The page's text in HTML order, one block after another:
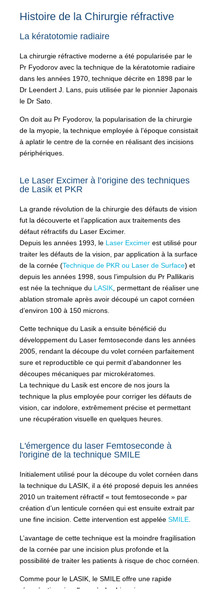
Histoire de la Chirurgie réfractive
La kératotomie radiaire
La chirurgie réfractive moderne a été popularisée par le
Pr Fyodorov avec la technique de la kératotomie radiaire
dans les années 1970, technique décrite en 1898 par le
Dr Leendert J. Lans, puis utilisée par le pionnier Japonais
le Dr Sato.
On doit au Pr Fyodorov, la popularisation de la chirurgie
de la myopie, la technique employée à l’époque consistait
à aplatir le centre de la cornée en réalisant des incisions
périphériques.
Le Laser Excimer à l’origine des techniques
de Lasik et PKR
La grande révolution de la chirurgie des défauts de vision
fut la découverte et l’application aux traitements des
défaut réfractifs du Laser Excimer.
Depuis les années 1993, le Laser Excimer est utilisé pour
traiter les défauts de la vision, par application à la surface
de la cornée (Technique de PKR ou Laser de Surface) et
depuis les années 1998, sous l’impulsion du Pr Pallikaris
est née la technique du LASIK , permettant de réaliser une
ablation stromale après avoir découpé un capot cornéen
d’environ 100 à 150 microns.
Cette technique du Lasik a ensuite bénéficié du
développement du Laser femtoseconde dans les années
2005, rendant la découpe du volet cornéen parfaitement
sure et reproductible ce qui permit d’abandonner les
découpes mécaniques par microkératomes.
La technique du Lasik est encore de nos jours la
technique la plus employée pour corriger les défauts de
vision, car indolore, extrêmement précise et permettant
une récupération visuelle en quelques heures.
L'émergence du laser Femtoseconde à
l'origine de la technique SMILE
Initialement utilisé pour la découpe du volet cornéen dans
la technique du LASIK, il a été proposé depuis les années
2010 un traitement réfractif « tout femtoseconde » par
création d’un lenticule cornéen qui est ensuite extrait par
une fine incision. Cette intervention est appelée SMILE.
L’avantage de cette technique est la moindre fragilisation
de la cornée par une incision plus profonde et la
possibilité de traiter les patients à risque de choc cornéen.
Comme pour le LASIK, le SMILE offre une rapide